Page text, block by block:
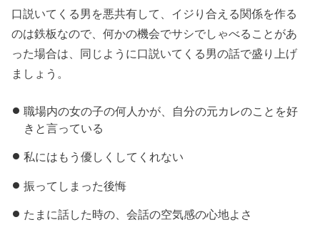
口説いてくる男を悪共有して、イジり合える関係を作る
のは鉄板なので、何かの機会でサシでしゃべることがあ
った場合は、同じように口説いてくる男の話で盛り上げ
ましょう。
職場内の女の子の何人かが、自分の元カレのことを好
きと言っている
私にはもう優しくしてくれない
振ってしまった後悔
たまに話した時の、会話の空気感の心地よさ